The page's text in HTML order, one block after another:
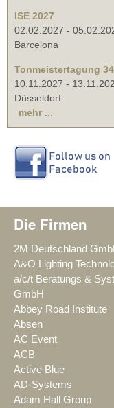
ISE 2027
02.02.2027 -
Barcelona
Tonmeistertagung 34
10.11.2027 -
Düsseldorf
mehr ...
Die Firmen
2M Deutschland
A&O Lighting
a/c/t Beratungs &
GmbH
Abbey Road Institute
Absen
AC Event
ACB
Active Blue
AD-Systems
Adam Hall Group